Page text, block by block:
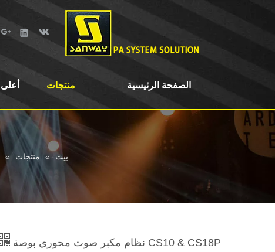
الصفحة الرئيسية منتجات أعلى
بيت » منتجات »
CS10 & CS18P نظام مكبر صوت محوري بوصة